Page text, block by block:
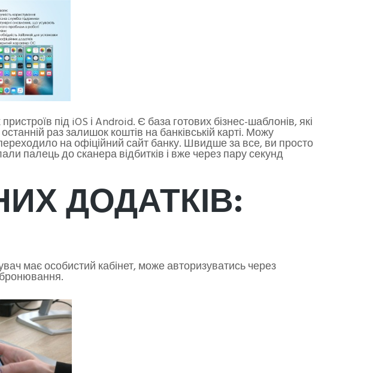
під iOS і Android. Є база готових бізнес-шаблонів, які
раз залишок коштів на банківській карті. Можу
на офіційний сайт банку. Швидше за все, ви просто
палець до сканера відбитків і вже через пару секунд
ДОДАТКІВ:
має особистий кабінет, може авторизуватись через